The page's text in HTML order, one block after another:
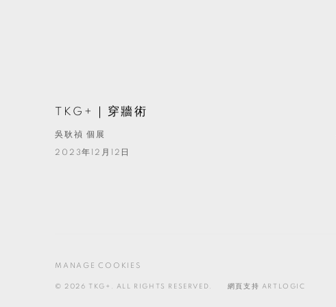
TKG+｜穿牆術
吳耿禎 個展
2023年12月12日
MANAGE COOKIES
© 2026 TKG+. ALL RIGHTS RESERVED. 網頁支持 ARTLOGIC